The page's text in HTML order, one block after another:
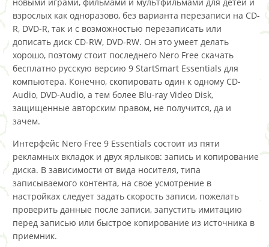
взрослых как одноразово, без варианта перезаписи на CD-
R, DVD-R, так и с возможностью перезаписать или
дописать диск CD-RW, DVD-RW. Он это умеет делать
хорошо, поэтому стоит последнего Nero Free скачать
бесплатно русскую версию 9 StartSmart Essentials для
компьютера. Конечно, скопировать один к одному CD-
Audio, DVD-Audio, а тем более Blu-ray Video Disk,
защищенные авторским правом, не получится, да и
зачем.
Интерфейс Nero Free 9 Essentials состоит из пяти
рекламных вкладок и двух ярлыков: запись и копирование
диска. В зависимости от вида носителя, типа
записываемого контента, на свое усмотрение в
настройках следует задать скорость записи, пожелать
проверить данные после записи, запустить имитацию
перед записью или быстрое копирование из источника в
приемник.